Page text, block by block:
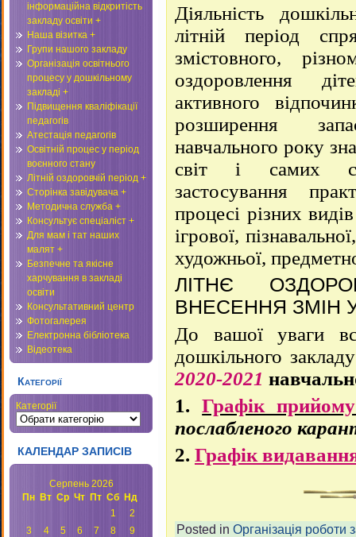
інформаційна відкритість
закладу освіти +
Наша візитка +
Групи нашого закладу
Організація освітнього
процесу у дошкільному
закладі +
Підвищення кваліфікації
педагогів
Атестація педагогів
Освітній процес у період
воєнного стану
Літній оздоровчій період +
Сторінка завідувача +
Методична служба +
Консультує спеціаліст +
Для мам і тат наших
малят +
Безпечне та якісне
харчування в закладі
освіти
Консультативний центр
Фотогалерея
Електронна бібліотека
Відеотека
Категорії
Категорії
КАЛЕНДАР ЗАПИСІВ
Серпень 2026
Пн
Вт Ср Чт Пт Сб Нд
1
2
3
4 5 6 7 8
9
Діяльність
літній період
змістовного,
оздоровлення
активного
розширення
навчального року
світ і самих
застосування
процесі різних
ігрової,
художньої,
ЛІТНЄ
ВНЕСЕННЯ ЗМІН
До вашої уваги
дошкільного
2020-2021
1.Графік
послабленого
2. Графік
Posted in Організація роботи